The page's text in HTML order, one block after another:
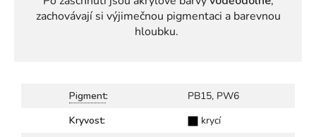
zachovávají si výjimečnou pigmentaci a barevnou
hloubku.
Pigment:
PB15, PW6
Kryvost:
krycí